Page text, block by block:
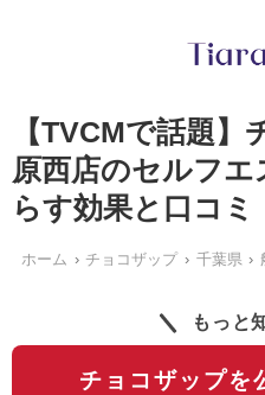
【TVCMで話題
原西店のセルフ
らす効果と口コミ
ホーム チョコザップ 千葉県
もっと
チョコザップを